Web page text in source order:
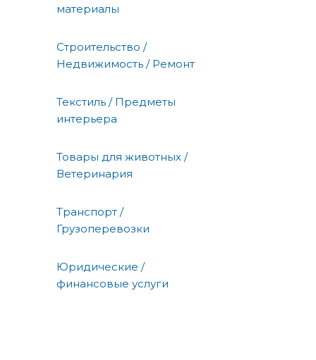
материалы
Строительство /
Недвижимость / Ремонт
Текстиль / Предметы
интерьера
Товары для животных /
Ветеринария
Транспорт /
Грузоперевозки
Юридические /
финансовые услуги